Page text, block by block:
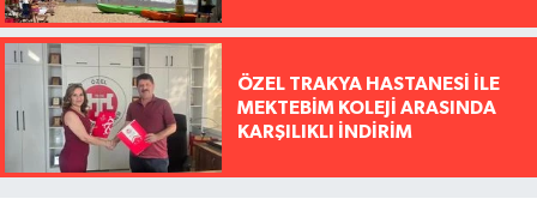
ÖZEL TRAKYA HASTANESİ İLE
MEKTEBİM KOLEJİ ARASINDA
KARŞILIKLI İNDİRİM